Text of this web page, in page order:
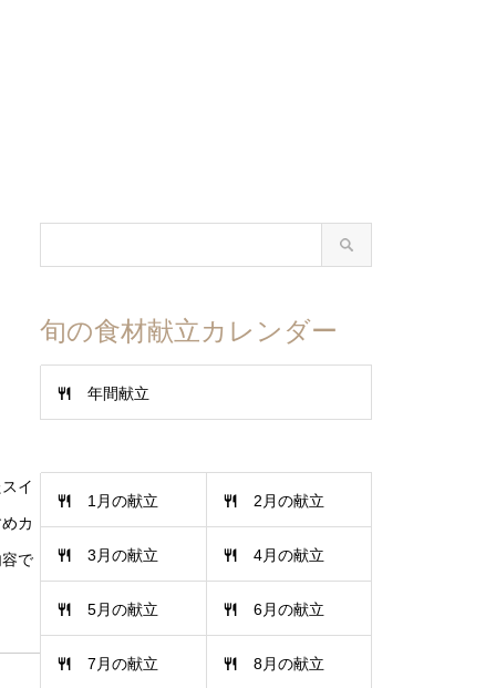
イ
カ
で
旬の食材献立カレンダー
年間献立
1月の献立 2月の献立
3月の献立 4月の献立
5月の献立 6月の献立
7月の献立 8月の献立